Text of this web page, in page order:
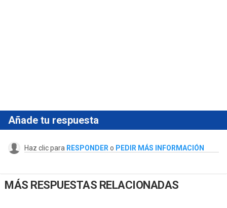
Añade tu respuesta
Haz clic para RESPONDER o PEDIR MÁS INFORMACIÓN
MÁS RESPUESTAS RELACIONADAS